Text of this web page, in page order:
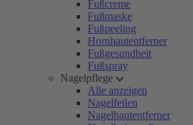
Fußcreme
Fußmaske
Fußpeeling
Hornhautentferner
Fußgesundheit
Fußspray
Nagelpflege
Alle anzeigen
Nagelfeilen
Nagelhautentferner